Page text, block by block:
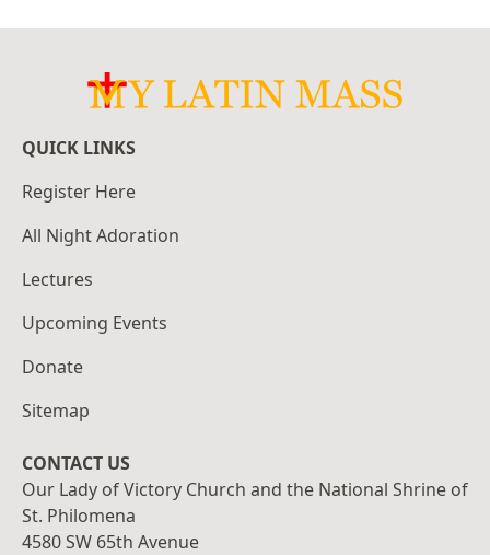
QUICK LINKS
Register Here
All Night Adoration
Lectures
Upcoming Events
Donate
Sitemap
CONTACT US
Our Lady of Victory Church and the National Shrine of
St. Philomena
4580 SW 65th Avenue